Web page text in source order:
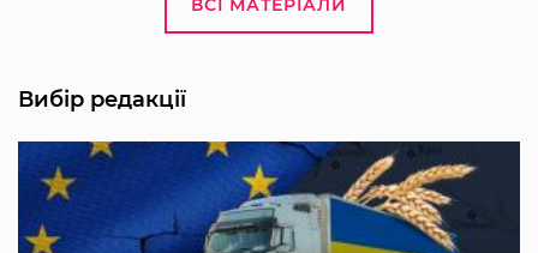
ВСІ МАТЕРІАЛИ
Вибір редакції